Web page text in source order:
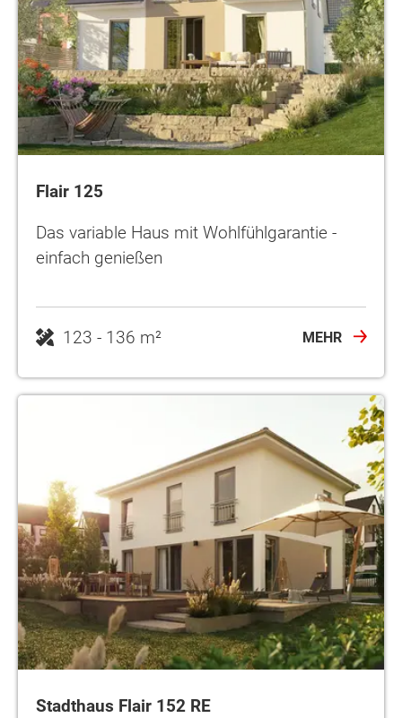
Flair 125
Das variable Haus mit Wohlfühlgarantie -
einfach genießen
123 - 136 m² MEHR
Stadthaus Flair 152 RE